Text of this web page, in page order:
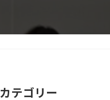
カテゴリー